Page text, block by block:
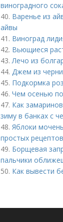
виноградного
40. Варенье из
айвы
41. Виноград
42. Вьющиеся
43.Лечо из
44. Джем из
45. Подкормка
46. Чем осенью
47. Как
зиму в банках с
48. Яблоки
простых
49. Борщевая
пальчики
50. Как вывести